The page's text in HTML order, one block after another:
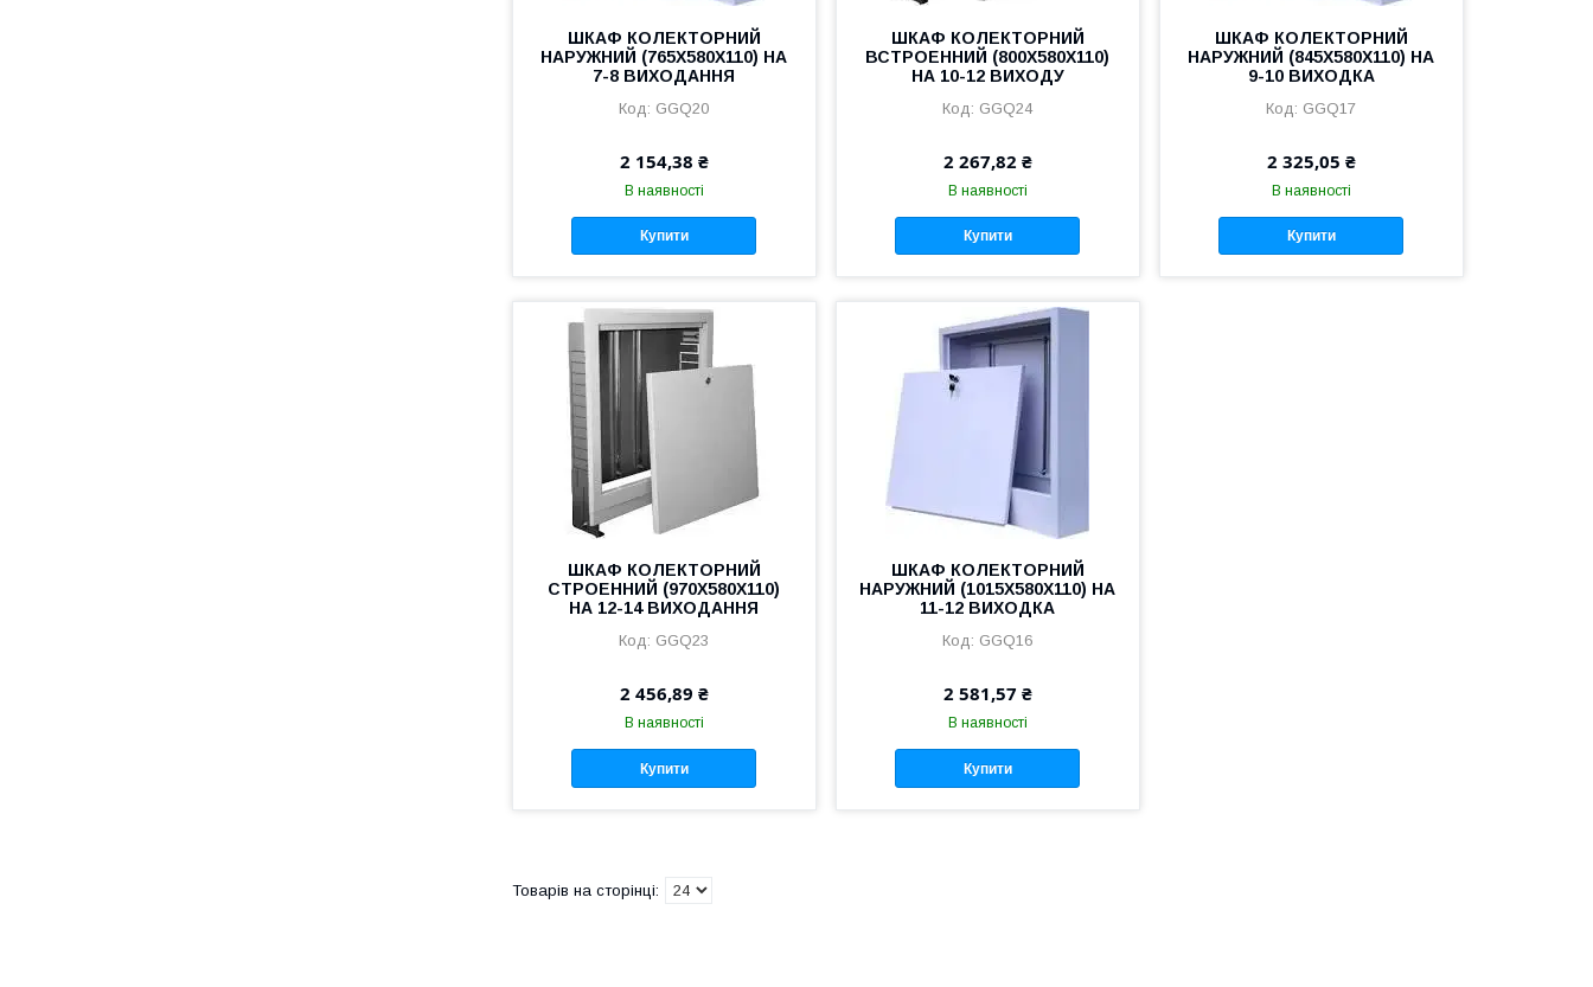
ШКАФ КОЛЕКТОРНИЙ
НАРУЖНИЙ (765Х580Х110) НА
7-8 ВИХОДАННЯ
GGQ20
2 154,38 ₴
В наявності
Купити
ШКАФ КОЛЕКТОРНИЙ
ВСТРОЕННИЙ (800Х580Х110)
НА 10-12 ВИХОДУ
GGQ24
2 267,82 ₴
В наявності
Купити
ШКАФ КОЛЕКТОРНИЙ
НАРУЖНИЙ (845Х580Х110) НА
9-10 ВИХОДКА
GGQ17
2 325,05 ₴
В наявності
Купити
ШКАФ КОЛЕКТОРНИЙ
СТРОЕННИЙ (970Х580Х110)
НА 12-14 ВИХОДАННЯ
GGQ23
2 456,89 ₴
В наявності
Купити
ШКАФ КОЛЕКТОРНИЙ
НАРУЖНИЙ (1015Х580Х110) НА
11-12 ВИХОДКА
GGQ16
2 581,57 ₴
В наявності
Купити